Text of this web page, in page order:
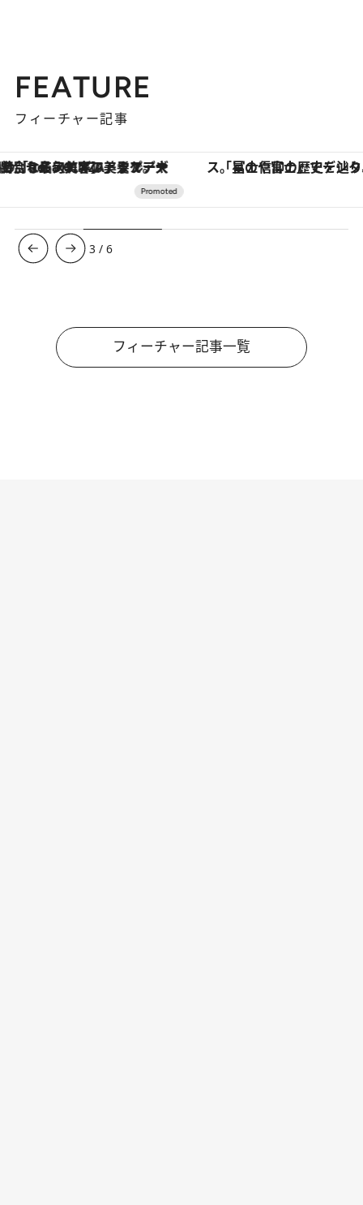
FEATURE
フィーチャー記事
「星のや富士」でデジタルデトックス。冨士信仰の歴史を辿り、心身を調える。 ヴァシュロン・コンスタンタ
3 /6
フィーチャー記事一覧